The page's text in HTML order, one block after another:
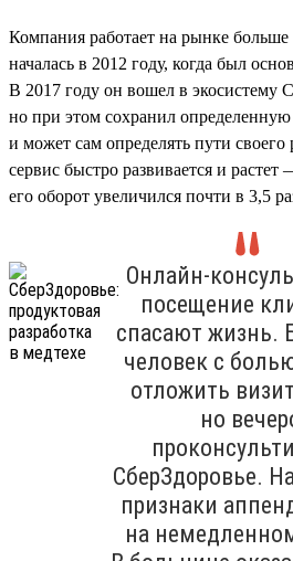
Компания работает на рынке больше
началась в 2012 году, когда был
В 2017 году он вошел в экосистему
но при этом сохранил определенную
и может сам определять пути своего
сервис быстро развивается и растет
его оборот увеличился почти в 3,5
Онлайн-
посещение
спасают жизнь.
человек с
отложить
но
СберЗдоровье.
признаки
на